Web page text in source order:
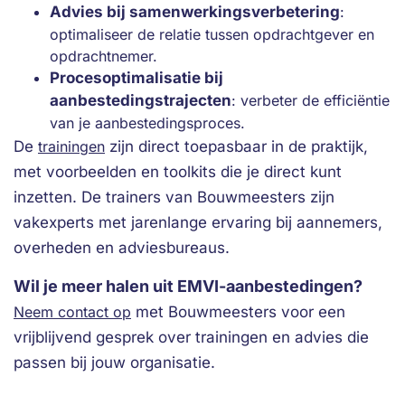
Advies bij samenwerkingsverbetering:
optimaliseer de relatie tussen opdrachtgever en
opdrachtnemer.
Procesoptimalisatie bij
aanbestedingstrajecten: verbeter de efficiëntie
van je aanbestedingsproces.
De trainingen zijn direct toepasbaar in de praktijk,
met voorbeelden en toolkits die je direct kunt
inzetten. De trainers van Bouwmeesters zijn
vakexperts met jarenlange ervaring bij aannemers,
overheden en adviesbureaus.
Wil je meer halen uit EMVI-aanbestedingen?
Neem contact op met Bouwmeesters voor een
vrijblijvend gesprek over trainingen en advies die
passen bij jouw organisatie.